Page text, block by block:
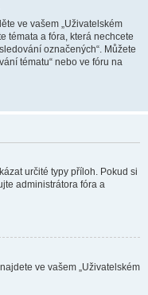
ve vašem „Uživatelském
témata a fóra, která nechcete
označených“. Můžete
tématu“ nebo ve fóru na
určité typy příloh. Pokud si
administrátora fóra a
ve vašem „Uživatelském